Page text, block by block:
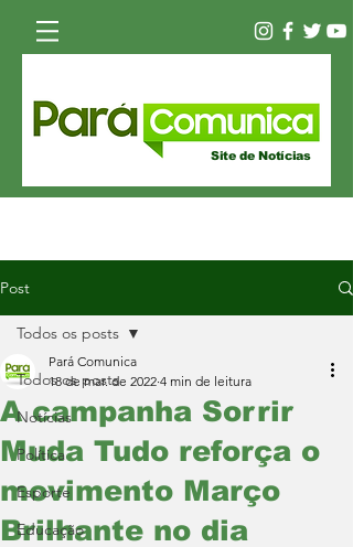
Site de Notícias
Post
Todos os posts
Notícias
Política
Esporte
Educação
Todos os posts
A campanha Sorrir
Muda Tudo reforça o
movimento Março
Brilhante no dia
Pará Comunica
18 de mar. de 2022 4 min de leitura